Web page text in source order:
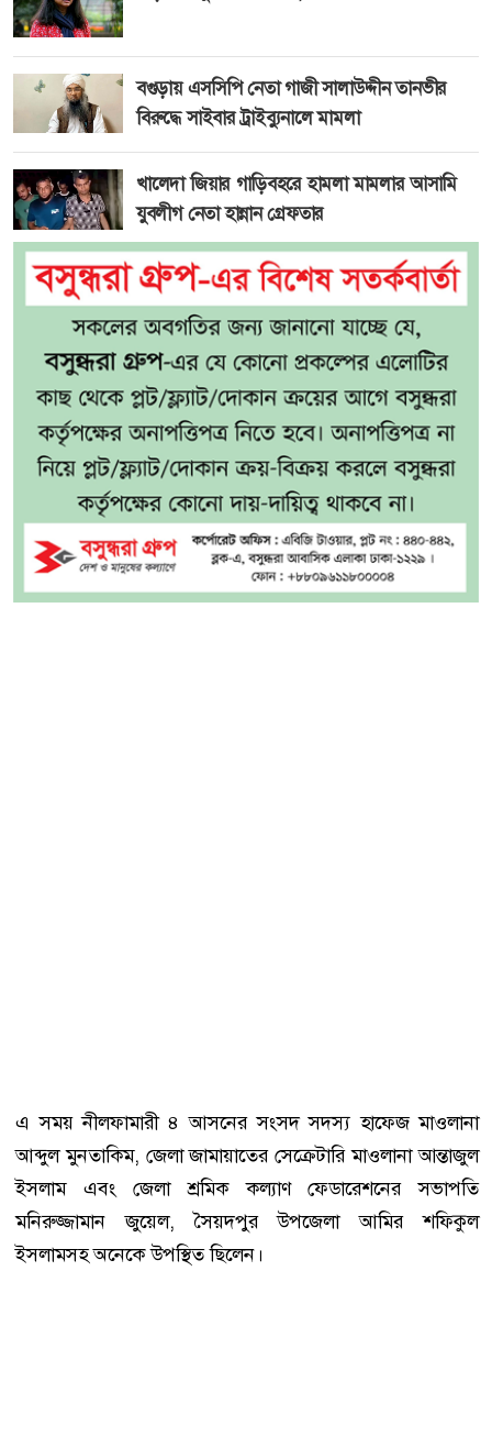
বগুড়ায় এসসিপি নেতা গাজী সালাউদ্দীন তানভীর
বিরুদ্ধে সাইবার ট্রাইব্যুনালে মামলা
খালেদা জিয়ার গাড়িবহরে হামলা মামলার আসামি
যুবলীগ নেতা হান্নান গ্রেফতার
এ সময় নীলফামারী ৪ আসনের সংসদ সদস্য হাফেজ মাওলানা
আব্দুল মুনতাকিম, জেলা জামায়াতের সেক্রেটারি মাওলানা আন্তাজুল
ইসলাম এবং জেলা শ্রমিক কল্যাণ ফেডারেশনের সভাপতি
মনিরুজ্জামান জুয়েল, সৈয়দপুর উপজেলা আমির শফিকুল
ইসলামসহ অনেকে উপস্থিত ছিলেন।